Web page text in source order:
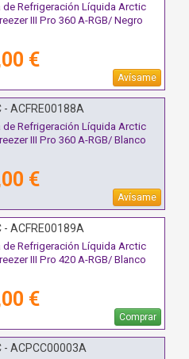
de Refrigeración Líquida Arctic
III Pro 360 A-RGB/ Negro
€
Avísame
- ACFRE00188A
de Refrigeración Líquida Arctic
III Pro 360 A-RGB/ Blanco
€
Avísame
- ACFRE00189A
de Refrigeración Líquida Arctic
III Pro 420 A-RGB/ Blanco
€
Comprar
- ACPCC00003A